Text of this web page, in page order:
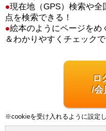
●現在地（GPS）検索や
点を検索できる！
●絵本のようにページをめ
＆わかりやすくチェックで
ロ
/会
※cookieを受け入れるように設定し